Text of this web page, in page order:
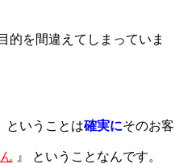
的を間違えてしまっていま
ということは確実にそのお客
』 ということなんです。